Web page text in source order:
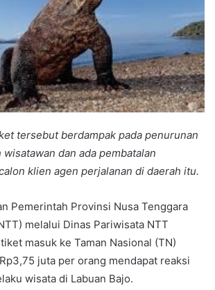
tersebut berdampak pada penurunan
dan ada pembatalan
klien agen perjalanan di daerah itu.
Pemerintah Provinsi Nusa Tenggara
melalui Dinas Pariwisata NTT
masuk ke Taman Nasional (TN)
juta per orang mendapat reaksi
wisata di Labuan Bajo.